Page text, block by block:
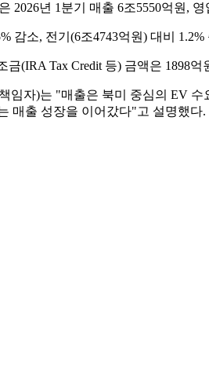
2026년 1분기 매출 6조5550억원,
감소, 전기(6조4743억원) 대비
(IRA Tax Credit 등) 금액은 1898억
임자)는 "매출은 북미 중심의 EV
매출 성장을 이어갔다"고 설명했다.